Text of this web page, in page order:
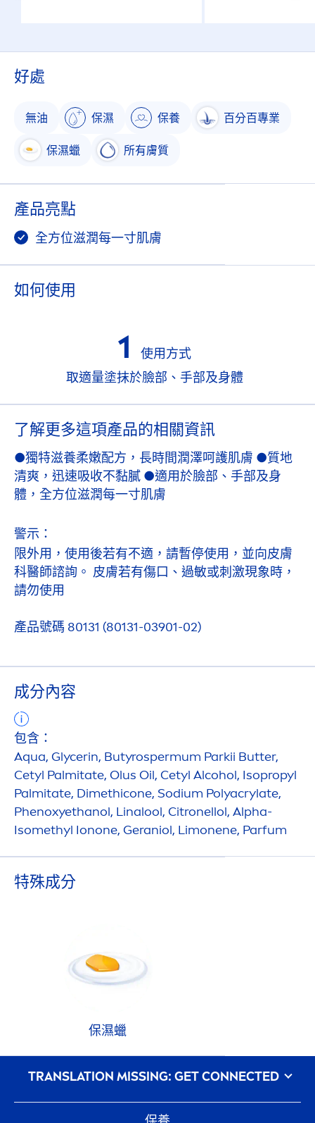
好處
無油 保濕 保養 百分百專業
保濕蠟 所有膚質
產品亮點
全方位滋潤每一寸肌膚
如何使用
1
使用方式
取適量塗抹於臉部、手部及身體
了解更多這項產品的相關資訊
●獨特滋養柔嫩配方，長時間潤澤呵護肌膚 ●質地
清爽，迅速吸收不黏膩 ●適用於臉部、手部及身
體，全方位滋潤每一寸肌膚
警示：
限外用，使用後若有不適，請暫停使用，並向皮膚
科醫師諮詢。 皮膚若有傷口、過敏或刺激現象時，
請勿使用
產品號碼 80131 (80131-03901-02)
成分內容
包含：
Aqua, Glycerin, Butyrospermum Parkii Butter,
Cetyl Palmitate, Olus Oil, Cetyl Alcohol, Isopropyl
Palmitate, Dimethicone, Sodium Polyacrylate,
Phenoxyethanol, Linalool, Citronellol, Alpha-
Isomethyl Ionone, Geraniol, Limonene, Parfum
特殊成分
保濕蠟
᠎TRANSLATION MISSING: GET CONNECTED